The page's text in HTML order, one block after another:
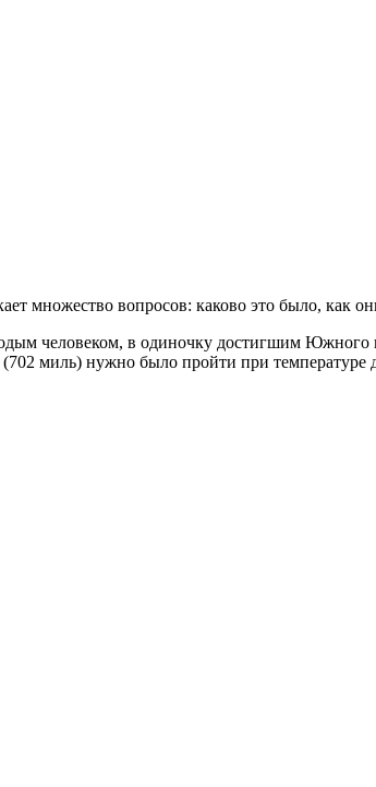
множество вопросов: каково это было, как
человеком, в одиночку достигшим
миль) нужно было пройти при температуре